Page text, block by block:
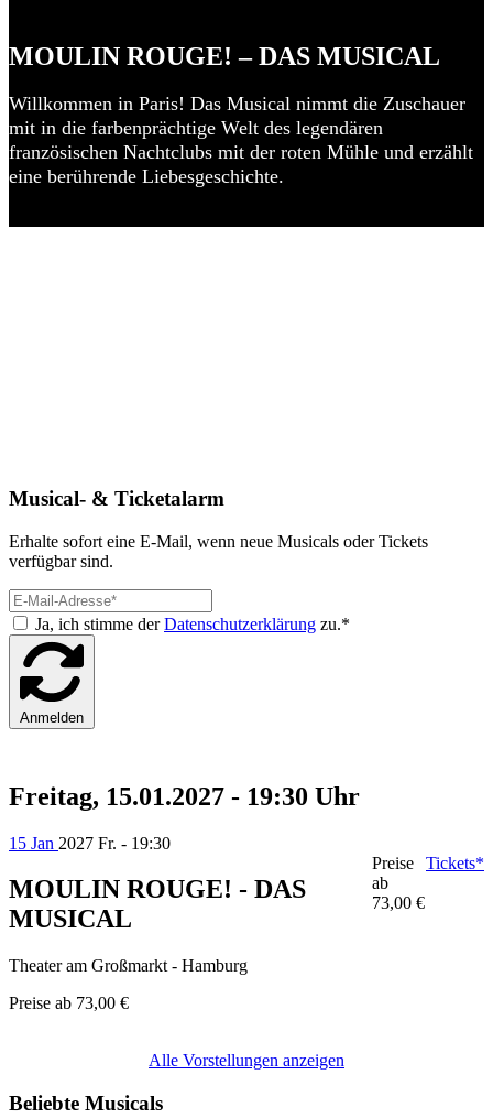
MOULIN ROUGE! – DAS MUSICAL
Willkommen in Paris! Das Musical nimmt die Zuschauer
mit in die farbenprächtige Welt des legendären
französischen Nachtclubs mit der roten Mühle und erzählt
eine berührende Liebesgeschichte.
Musical- & Ticketalarm
Erhalte sofort eine E-Mail, wenn neue Musicals oder Tickets
verfügbar sind.
Ja, ich stimme derDatenschutzerklärung zu.*
Anmelden
Freitag, 15.01.2027 - 19:30 Uhr
15 Jan 2027 Fr. - 19:30
MOULIN ROUGE! - DAS
MUSICAL
Theater am Großmarkt - Hamburg
Preise ab 73,00 €
Preise
ab
73,00 €
Tickets*
Alle Vorstellungen anzeigen
Beliebte Musicals